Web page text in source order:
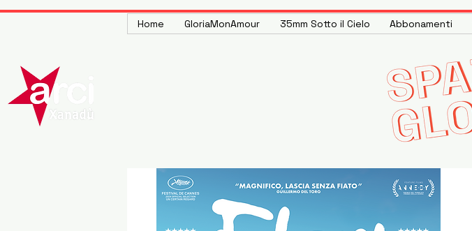
Home GloriaMonAmour 35mm Sotto il Cielo Abbonamenti